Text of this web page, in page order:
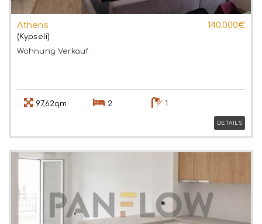
Athens 140.000€
(Kypseli)
Wohnung Verkauf
97,62qm 2 1
DETAILS